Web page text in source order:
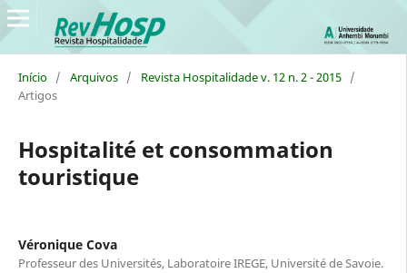
Início / Arquivos / Revista Hospitalidade v. 12 n. 2 - 2015 /
Artigos
Hospitalité et consommation
touristique
Véronique Cova
Professeur des Universités, Laboratoire IREGE, Université de Savoie.